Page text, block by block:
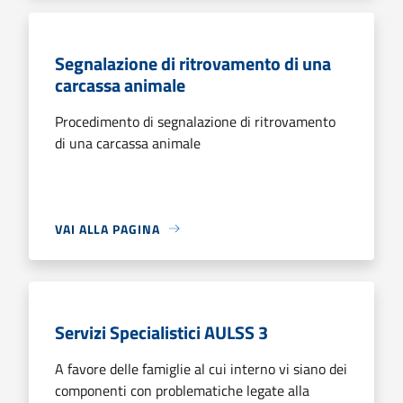
Segnalazione di ritrovamento di una
carcassa animale
Procedimento di segnalazione di ritrovamento
di una carcassa animale
VAI ALLA PAGINA
Servizi Specialistici AULSS 3
A favore delle famiglie al cui interno vi siano dei
componenti con problematiche legate alla